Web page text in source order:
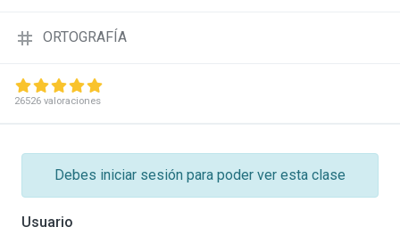
tag ORTOGRAFÍA
26526 valoraciones
Debes iniciar sesión para poder ver esta clase
Usuario